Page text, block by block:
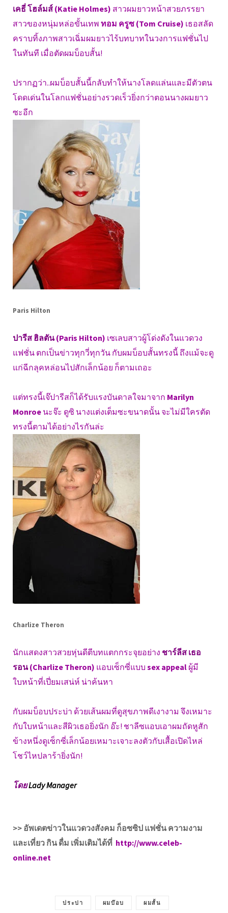
เคธี่ โฮล์มส์ (Katie Holmes) สาวผมยาวหน้าสวยภรรยา
สาวของหนุ่มหล่อขั้นเทพ ทอม ครูซ (Tom Cruise) เธอสลัด
คราบทิ้งภาพสาวเฉิ่มผมยาวไร้บทบาทในวงการแฟชั่นไป
ในทันที เมื่อตัดผมบ็อบสั้น!
ปรากฏว่า..ผมบ็อบสั้นนี้กลับทำให้นางโลดแล่นและมีตัวตน
โดดเด่นในโลกแฟชั่นอย่างรวดเร็วยิ่งกว่าตอนนางผมยาว
ซะอีก
Paris Hilton
ปารีส ฮิลตัน(Paris Hilton) เซเลบสาวผู้โด่งดังในแวดวง
แฟชั่น ตกเป็นข่าวทุกวี่ทุกวัน กับผมบ็อบสั้นทรงนี้ ถึงแม้จะดู
แก่ฉีกลุคหล่อนไปสักเล็กน้อย ก็ตามเถอะ
แต่ทรงนี้เจ๊ปารีสก็ได้รับแรงบันดาลใจมาจาก Marilyn
Monroe นะจ๊ะ ดูซิ นางแต่งเต็มซะขนาดนั้น จะไม่มีใครตัด
ทรงนี้ตามได้อย่างไรกันล่ะ
Charlize Theron
นักแสดงสาวสวยหุ่นดีตีบทแตกกระจุยอย่าง ชาร์ลีส เธอ
รอน(Charlize Theron) แอบเซ็กซี่แบบ sex appeal ผู้มี
ใบหน้าที่เปี่ยมเสน่ห์ น่าค้นหา
กับผมบ็อบประบ่า ด้วยเส้นผมที่ดูสุขภาพดีเงางาม จึงเหมาะ
กับใบหน้าและสีผิวเธอยิ่งนัก อ๊ะ! ชาลีซแอบเอาผมถัดหูสัก
ข้างหนึ่งดูเซ็กซี่เล็กน้อยเหมาะเจาะลงตัวกับเสื้อเปิดไหล่
โชว์ไหปลาร้ายิ่งนัก!
โดยLady Manager
>> อัพเดตข่าวในแวดวงสังคม ก็อซซิป แฟชั่น ความงาม
และเที่ยว กิน ดื่ม เพิ่มเติมได้ที่ http://www.celeb-
online.net
ประบ่า ผมบ๊อบ ผมสั้น